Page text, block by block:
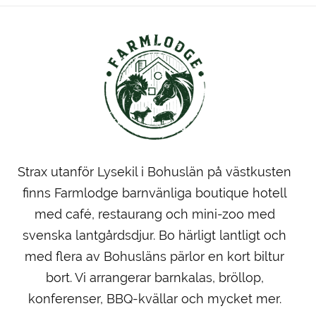
Strax utanför Lysekil i Bohuslän på västkusten
finns Farmlodge barnvänliga boutique hotell
med café, restaurang och mini-zoo med
svenska lantgårdsdjur. Bo härligt lantligt och
med flera av Bohusläns pärlor en kort biltur
bort. Vi arrangerar barnkalas, bröllop,
konferenser, BBQ-kvällar och mycket mer.